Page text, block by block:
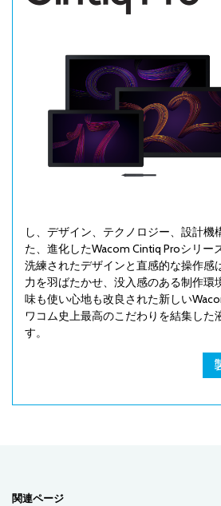
し、デザイン、テクノロジー、設計機
た、進化したWacom Cintiq Proシリーズ
洗練されたデザインと直感的な操作感
力を羽ばたかせ、没入感のある制作環
味も使い心地も改良された新しい
ワコム史上最高のこだわりを結集した
す。
関連ページ